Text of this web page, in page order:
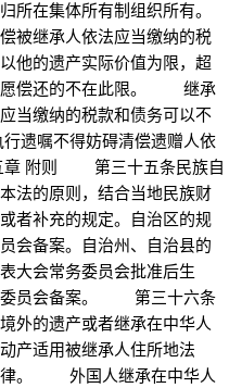
所在集体所有制组织所有。
继承人依法应当缴纳的税
他的遗产实际价值为限，超
愿偿还的不在此限。 继承
当缴纳的税款和债务可以不
嘱不得妨碍清偿遗赠人依
章 附则 第三十五条民族自
法的原则，结合当地民族财
者补充的规定。自治区的规
会备案。自治州、自治县的
大会常务委员会批准后生
委员会备案。 第三十六条
外的遗产或者继承在中华人
产适用被继承人住所地法
律。 外国人继承在中华人